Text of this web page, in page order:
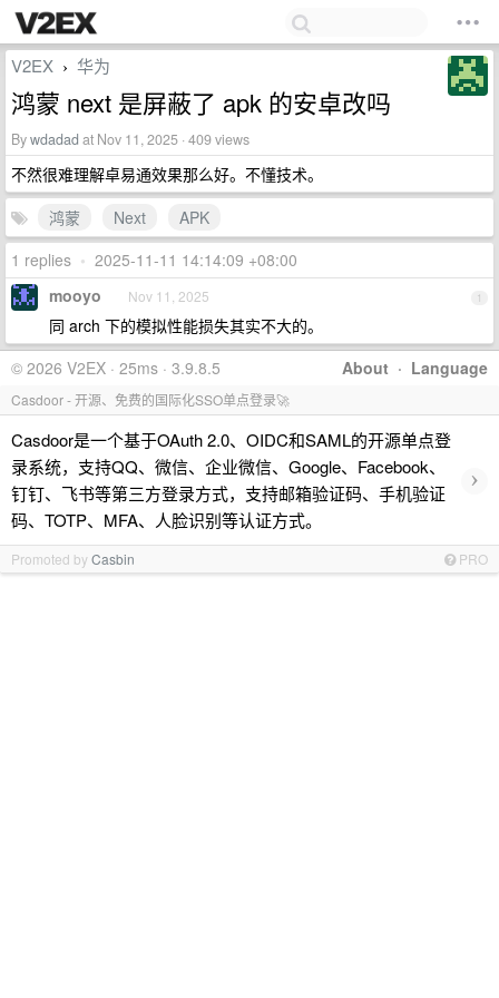
V2EX › 华为
鸿蒙 next 是屏蔽了 apk 的安卓改吗
Bywdadad at Nov 11, 2025 · 409 views
不然很难理解卓易通效果那么好。不懂技术。
鸿蒙
Next
APK
1 replies • 2025-11-11 14:14:09 +08:00
1
mooyo Nov 11, 2025
同 arch 下的模拟性能损失其实不大的。
About · Language
© 2026 V2EX · 25ms · 3.9.8.5
Casdoor - 开源、免费的国际化SSO单点登录🚀
Casdoor是一个基于OAuth 2.0、OIDC和SAML的开源单点登
录系统，支持QQ、微信、企业微信、Google、Facebook、
钉钉、飞书等第三方登录方式，支持邮箱验证码、手机验证
码、TOTP、MFA、人脸识别等认证方式。
›
Promoted byCasbin PRO